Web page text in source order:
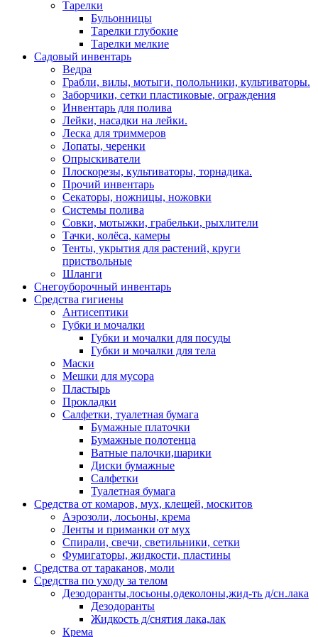
Тарелки
Бульонницы
Тарелки глубокие
Тарелки мелкие
Садовый инвентарь
Ведра
Грабли, вилы, мотыги, полольники, культиваторы.
Заборчики, сетки пластиковые, ограждения
Инвентарь для полива
Лейки, насадки на лейки.
Леска для триммеров
Лопаты, черенки
Опрыскиватели
Плоскорезы, культиваторы, торнадика.
Прочий инвентарь
Секаторы, ножницы, ножовки
Системы полива
Совки, мотыжки, грабельки, рыхлители
Тачки, колёса, камеры
Тенты, укрытия для растений, круги
приствольные
Шланги
Снегоуборочный инвентарь
Средства гигиены
Антисептики
Губки и мочалки
Губки и мочалки для посуды
Губки и мочалки для тела
Маски
Мешки для мусора
Пластырь
Прокладки
Салфетки, туалетная бумага
Бумажные платочки
Бумажные полотенца
Ватные палочки,шарики
Диски бумажные
Салфетки
Туалетная бумага
Средства от комаров, мух, клещей, москитов
Аэрозоли, лосьоны, крема
Ленты и приманки от мух
Спирали, свечи, светильники, сетки
Фумигаторы, жидкости, пластины
Средства от тараканов, моли
Средства по уходу за телом
Дезодоранты,лосьоны,одеколоны,жид-ть д/сн.лака
Дезодоранты
Жидкость д/снятия лака,лак
Крема